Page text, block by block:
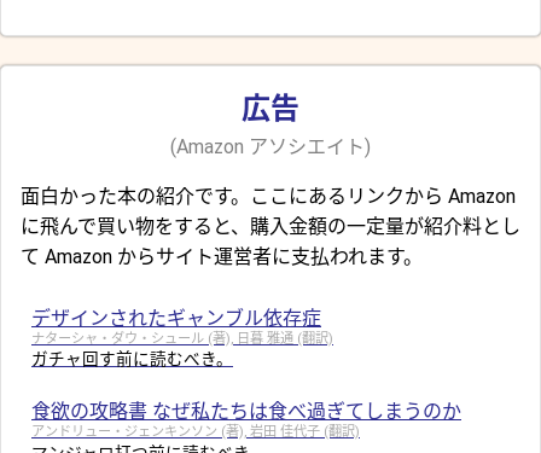
広告
(Amazon アソシエイト)
面白かった本の紹介です。ここにあるリンクから Amazon
に飛んで買い物をすると、購入金額の一定量が紹介料とし
て Amazon からサイト運営者に支払われます。
デザインされたギャンブル依存症
ナターシャ・ダウ・シュール (著), 日暮 雅通 (翻訳)
ガチャ回す前に読むべき。
食欲の攻略書 なぜ私たちは食べ過ぎてしまうのか
アンドリュー・ジェンキンソン (著), 岩田 佳代子 (翻訳)